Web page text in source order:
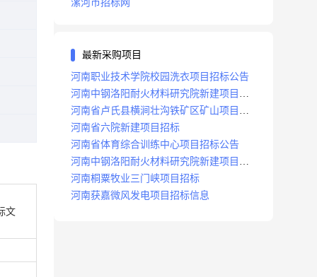
文
漯河市招标网
最新采购项目
河南职业技术学院校园洗衣项目招标公告
河南中钢洛阳耐火材料研究院新建项目招
标
河南省卢氏县横涧壮沟铁矿区矿山项目招
标公告
河南省六院新建项目招标
河南省体育综合训练中心项目招标公告
河南中钢洛阳耐火材料研究院新建项目招
标
河南桐粟牧业三门峡项目招标
河南获嘉微风发电项目招标信息